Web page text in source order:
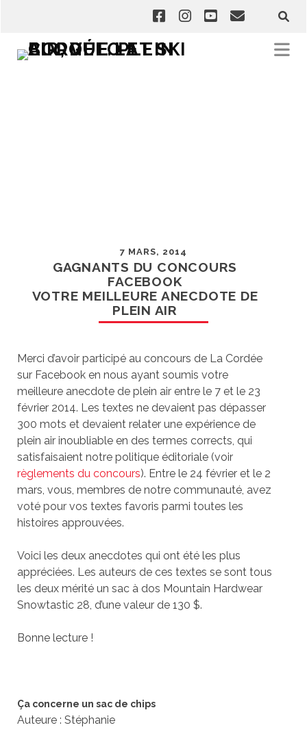
7 MARS, 2014
GAGNANTS DU CONCOURS
FACEBOOK
VOTRE MEILLEURE ANECDOTE DE
PLEIN AIR
Merci d’avoir participé au concours de La Cordée
sur Facebook en nous ayant soumis votre
meilleure anecdote de plein air entre le 7 et le 23
février 2014. Les textes ne devaient pas dépasser
300 mots et devaient relater une expérience de
plein air inoubliable en des termes corrects, qui
satisfaisaient notre politique éditoriale (voir
règlements du concours). Entre le 24 février et le 2
mars, vous, membres de notre communauté, avez
voté pour vos textes favoris parmi toutes les
histoires approuvées.
Voici les deux anecdotes qui ont été les plus
appréciées. Les auteurs de ces textes se sont tous
les deux mérité un sac à dos Mountain Hardwear
Snowtastic 28, d’une valeur de 130 $.
Bonne lecture !
Ça concerne un sac de chips
Auteure : Stéphanie